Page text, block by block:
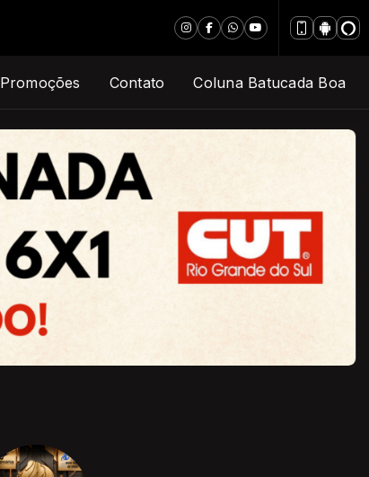
Promoções Contato Coluna Batucada Boa